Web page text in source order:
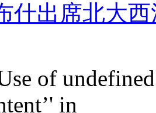
什出席北大
of
in